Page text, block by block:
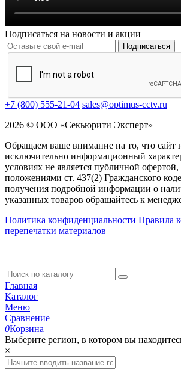
Подписаться на новости и акции
Подписаться
+7 (800) 555-21-04 sales@optimus-cctv.ru
2026 © ООО «Секьюрити Эксперт»
Обращаем ваше внимание на то, что сайт
исключительно информационный
условиях не является публичной
положениями ст. 437(2) Гражданского
получения подробной информации о
указанных товаров обращайтесь к
Политика конфиденциальности Правила
перепечатки материалов
Главная
Каталог
Меню
Сравнение
0Корзина
Выберите регион, в котором вы
×